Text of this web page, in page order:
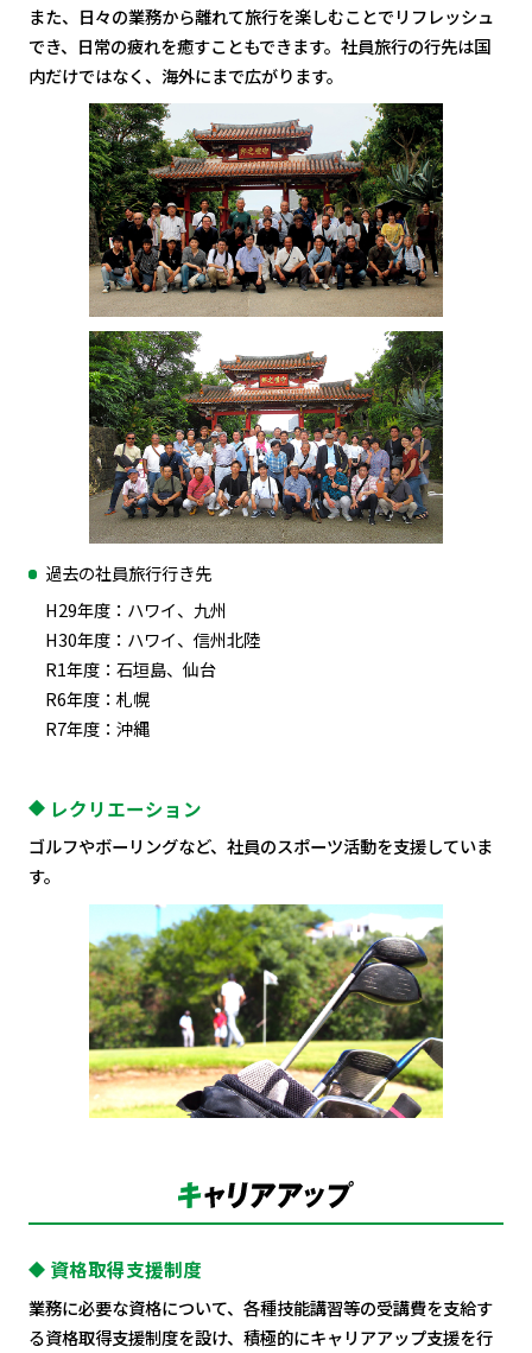
また、日々の業務から離れて旅行を楽しむことでリフレッシュ
でき、日常の疲れを癒すこともできます。社員旅行の行先は国
内だけではなく、海外にまで広がります。
過去の社員旅行行き先
H29年度：ハワイ、九州
H30年度：ハワイ、信州北陸
R1年度：石垣島、仙台
R6年度：札幌
R7年度：沖縄
レクリエーション
ゴルフやボーリングなど、社員のスポーツ活動を支援していま
す。
資格取得支援制度
業務に必要な資格について、各種技能講習等の受講費を支給す
る資格取得支援制度を設け、積極的にキャリアアップ支援を行